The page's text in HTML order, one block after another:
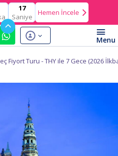
16
Saniye
Hemen İncele
Fiyort Turu - THY ile 7 Gece (2026